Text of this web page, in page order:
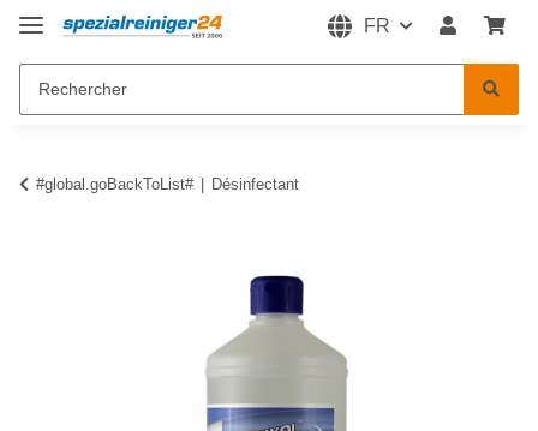
FR
#global.goBackToList# Désinfectant